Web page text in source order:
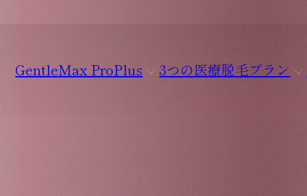
GentleMax ProPlus 3つの医療脱毛プラン